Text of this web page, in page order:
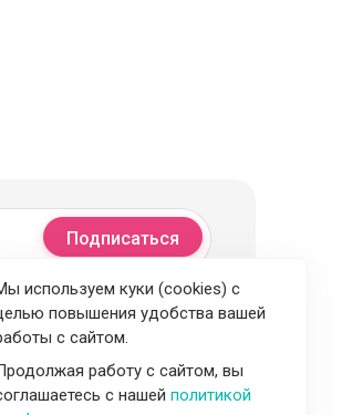
Подписаться
используем куки (cookies) с
повышения удобства вашей
с сайтом.
работу с сайтом, вы
с нашей политикой